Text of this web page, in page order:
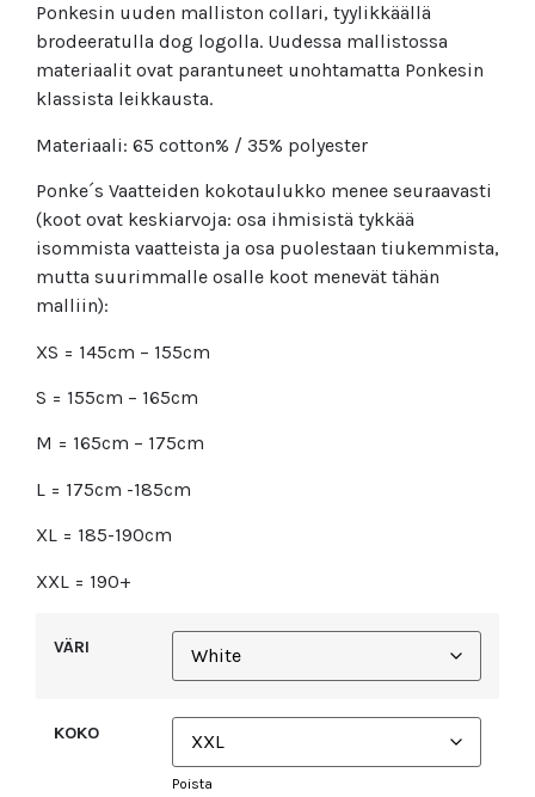
Ponkesin uuden malliston collari, tyylikkäällä
brodeeratulla dog logolla. Uudessa mallistossa
materiaalit ovat parantuneet unohtamatta Ponkesin
klassista leikkausta.
Materiaali: 65 cotton% / 35% polyester
Ponke´s Vaatteiden kokotaulukko menee seuraavasti
(koot ovat keskiarvoja: osa ihmisistä tykkää
isommista vaatteista ja osa puolestaan tiukemmista,
mutta suurimmalle osalle koot menevät tähän
malliin):
XS = 145cm – 155cm
S = 155cm – 165cm
M = 165cm – 175cm
L = 175cm -185cm
XL = 185-190cm
XXL = 190+
VÄRI
KOKO
Poista